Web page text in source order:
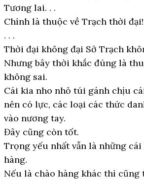
Tương lai. . .
Chính là thuộc về Trạch thời đại!
. . .
Thời đại không đại Sở Trạch
Nhưng bây thời khắc đúng là
không sai.
Cái kia nho nhỏ túi gánh chịu
nên có lực, các loại các thức
vào nương tay.
Đây cũng còn tốt.
Trọng yếu nhất vẫn là những
hàng.
Nếu là chào hàng khác thì cũng